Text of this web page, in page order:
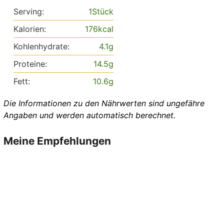
Serving: 1Stück
Kalorien:
176kcal
Kohlenhydrate:
4.1g
Proteine:
14.5g
Fett:
10.6g
Die Informationen zu den Nährwerten sind ungefähre
Angaben und werden automatisch berechnet.
Meine Empfehlungen